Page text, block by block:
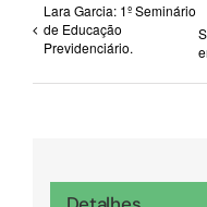
Lara Garcia: 1º Seminário
de Educação
Previdenciário.